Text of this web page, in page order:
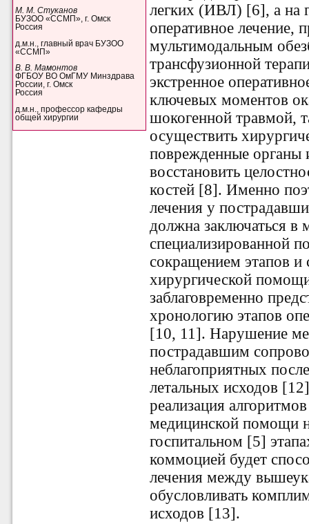
М. М. Стуканов
БУЗОО «ССМП», г. Омск
Россия
д.м.н., главный врач БУЗОО
«ССМП»
В. В. Мамонтов
ФГБОУ ВО ОмГМУ Минздрава
России, г. Омск
Россия
д.м.н., профессор кафедры
общей хирургии
легких (ИВЛ) [6], а на
оперативное лечение,
мультимодальным
трансфузионной
экстренное
ключевых моментов
шокогенной травмой,
осуществить
поврежденные органы
восстановить
костей [8]. Именно
лечения у
должна заключаться в
специализированной
сокращением этапов и
хирургической
заблаговременно
хронологию этапов
[10, 11]. Нарушение
пострадавшим
неблагоприятных
летальных исходов
реализация
медицинской помощи
госпитальном [5]
коммоцией будет
лечения между
обусловливать
исходов [13].